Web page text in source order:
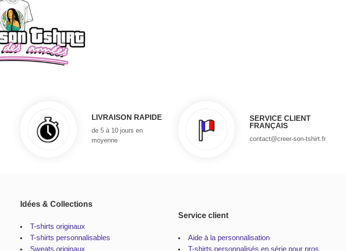
LIVRAISON RAPIDE
de 5 à 10 jours en
moyenne
SERVICE CLIENT
FRANÇAIS
contact@creer-son-tshirt.fr
Idées & Collections
T-shirts originaux
T-shirts personnalisables
Sweats originaux
Service client
Aide à la personnalisation
T-shirts personnalisés en série pour pros